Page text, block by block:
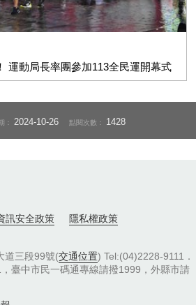
運動局長率團參加113全民運開幕式
： 2024-10-26 點閱次數： 1428
訊安全政策 隱私權政策
道三段99號(交通位置) Tel:(04)2228-9111．
臺中市民一碼通專線請撥1999，外縣市請